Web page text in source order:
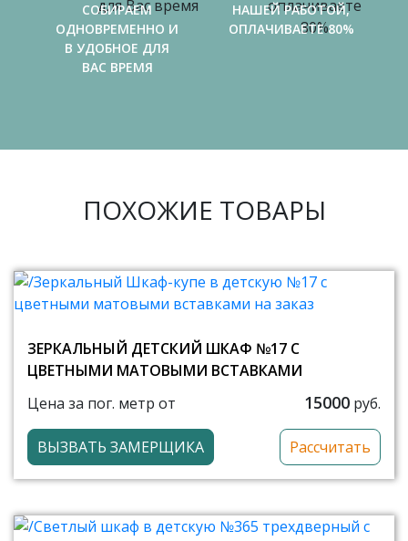
СОБИРАЕМ
ОДНОВРЕМЕННО И
В УДОБНОЕ ДЛЯ
ВАС ВРЕМЯ
НАШЕЙ РАБОТОЙ,
ОПЛАЧИВАЕТЕ 80%
ПОХОЖИЕ ТОВАРЫ
ЗЕРКАЛЬНЫЙ ДЕТСКИЙ ШКАФ №17 С
ЦВЕТНЫМИ МАТОВЫМИ ВСТАВКАМИ
Цена за пог. метр от
15000 руб.
ВЫЗВАТЬ ЗАМЕРЩИКА Рассчитать